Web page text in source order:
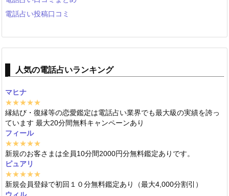
電話占い投稿口コミ
人気の電話占いランキング
マヒナ
★★★★★
縁結び・復縁等の恋愛鑑定は電話占い業界でも最大級の実績を誇っ
ています 最大20分間無料キャンペーンあり
フィール
★★★★★
新規のお客さまは全員10分間2000円分無料鑑定ありです。
ピュアリ
★★★★★
新規会員登録で初回１０分無料鑑定あり（最大4,000分割引）